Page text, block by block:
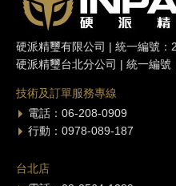
硬派精璽有限公司 | 統一編號：
硬派精璽台北分公司 | 統一編號
技術及訂單服務專線
電話：06-208-0909
行動：0978-089-187
台北店